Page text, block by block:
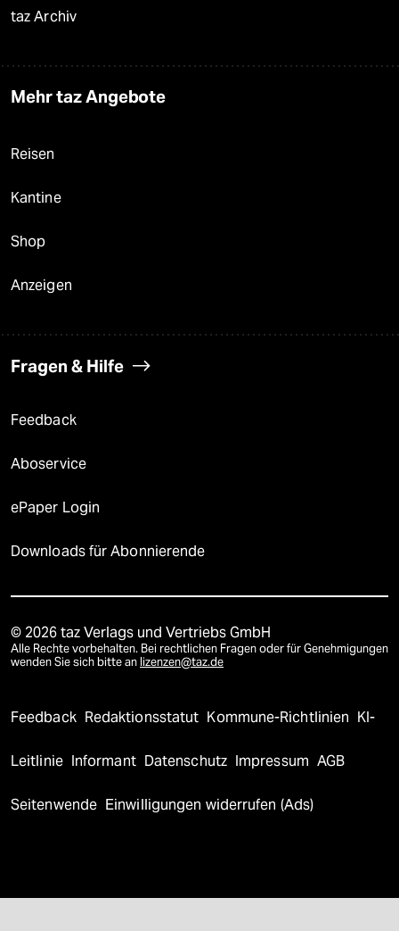
taz Archiv
Mehr taz Angebote
Reisen
Kantine
Shop
Anzeigen
Fragen & Hilfe
Feedback
Aboservice
ePaper Login
Downloads für Abonnierende
© 2026 taz Verlags und Vertriebs GmbH
Alle Rechte vorbehalten. Bei rechtlichen Fragen oder für Genehmigungen
wenden Sie sich bitte an lizenzen@taz.de
Feedback Redaktionsstatut Kommune-Richtlinien KI-
Leitlinie Informant Datenschutz Impressum AGB
Seitenwende Einwilligungen widerrufen (Ads)